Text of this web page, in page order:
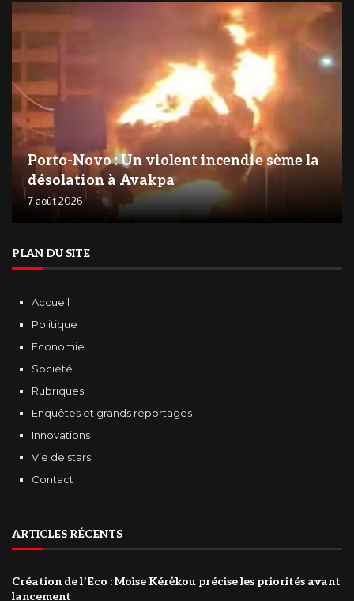
Porto-Novo : Un violent incendie sème la
désolation à Avakpa
7 août 2026
PLAN DU SITE
Accueil
Politique
Economie
Société
Rubriques
Enquêtes et grands reportages
Innovations
Vie de stars
Contact
ARTICLES RÉCENTS
Création de l’Eco : Moìse Kérėkou précise les priorités avant
lancement